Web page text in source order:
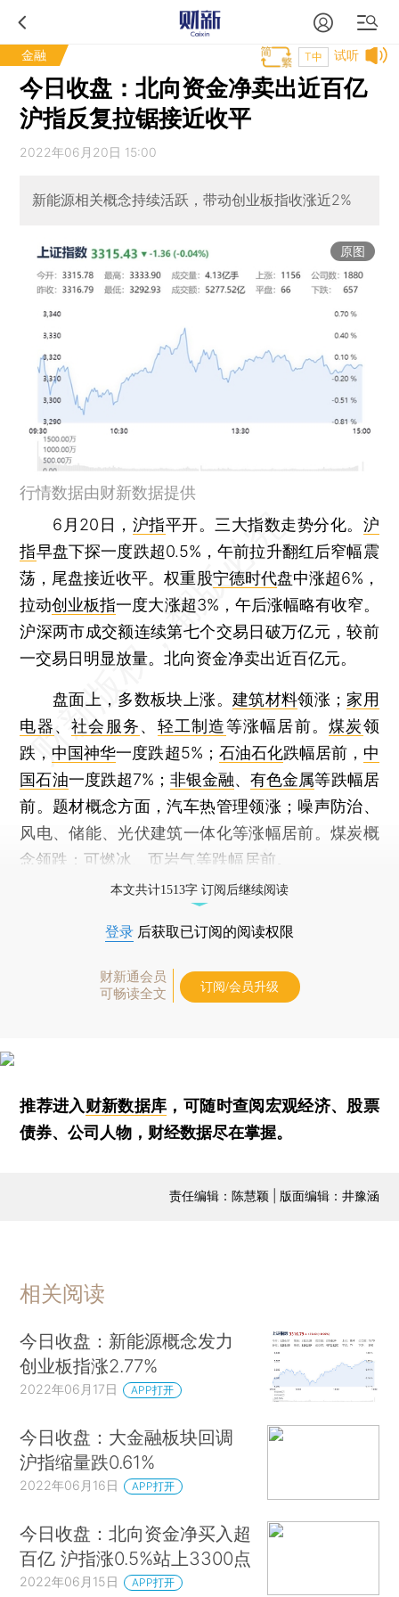
金融 试听
T中
今日收盘：北向资金净卖出近百亿
沪指反复拉锯接近收平
2022年06月20日 15:00
新能源相关概念持续活跃，带动创业板指收涨近2%
原图
行情数据由财新数据提供
6月20日， 沪指平开。三大指数走势分化。 沪
指早盘下探一度跌超0.5%，午前拉升翻红后窄幅震
荡，尾盘接近收平。权重股宁德时代盘中涨超6%，
拉动创业板指一度大涨超3%，午后涨幅略有收窄。
沪深两市成交额连续第七个交易日破万亿元，较前
一交易日明显放量。北向资金净卖出近百亿元。
盘面上，多数板块上涨。 建筑材料领涨； 家用
电器、社会服务、 轻工制造等涨幅居前。煤炭领
跌， 中国神华一度跌超5%； 石油石化跌幅居前， 中
国石油一度跌超7%； 非银金融、有色金属等跌幅居
前。题材概念方面，汽车热管理领涨；噪声防治、
风电、储能、光伏建筑一体化等涨幅居前。煤炭概
念领跌；可燃冰、页岩气等跌幅居前。
本文共计1513字 订阅后继续阅读
登录 后获取已订阅的阅读权限
财新通会员
可畅读全文
订阅/会员升级
推荐进入财新数据库 ，可随时查阅宏观经济、股票
债券、公司人物，财经数据尽在掌握。
责任编辑：陈慧颖 | 版面编辑：井豫涵
相关阅读
今日收盘：新能源概念发力
创业板指涨2.77%
2022年06月17日 APP打开
今日收盘：大金融板块回调
沪指缩量跌0.61%
2022年06月16日 APP打开
今日收盘：北向资金净买入超
百亿 沪指涨0.5%站上3300点
2022年06月15日 APP打开